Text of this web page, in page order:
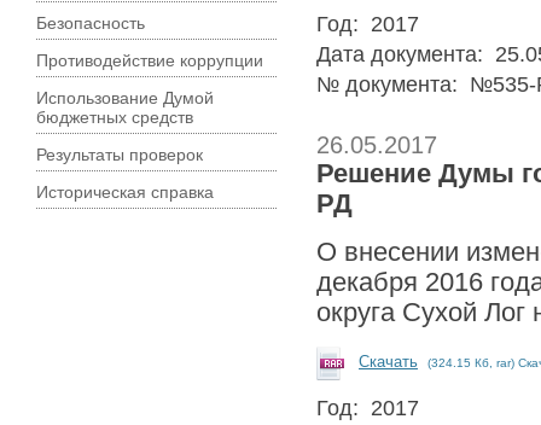
Год: 2017
Дата документа:
№ документа:
26.05.2017
Решение Думы
РД
О внесении
декабря 2016
округа Сухой
Скачать (324.15 Кб, rar)
Год: 2017
Безопасность
Противодействие коррупции
Использование Думой
бюджетных средств
Результаты проверок
Историческая справка